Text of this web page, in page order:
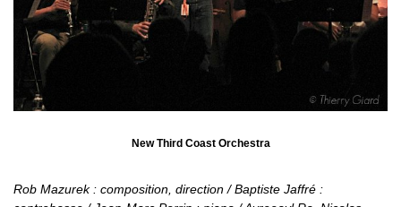
New Third Coast Orchestra
Rob Mazurek : composition, direction / Baptiste Jaffré :